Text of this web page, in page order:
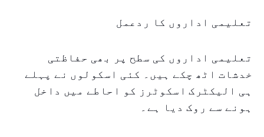
تعلیمی اداروں کا ردعمل
تعلیمی اداروں کی سطح پر بھی حفاظتی
خدشات اٹھ چکے ہیں۔ کئی اسکولوں نے پہلے
ہی الیکٹرک اسکوٹرز کو احاطے میں داخل
ہونے سے روک دیا ہے۔